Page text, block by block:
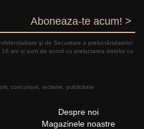
Aboneaza-te acum! >
şi de Securitate a prelucrăriidatelor
ani și sunt de acord cu prelucrarea datelor cu
concursuri, reclame, publicitate
Despre noi
Magazinele noastre